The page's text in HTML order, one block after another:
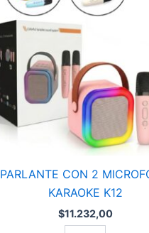
PARLANTE CON 2
KARAOKE K12
$11.232,00
KARAOKE
K12
cantidad